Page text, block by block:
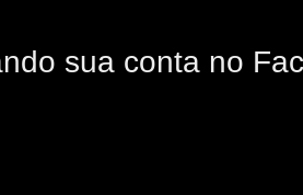
sua conta no